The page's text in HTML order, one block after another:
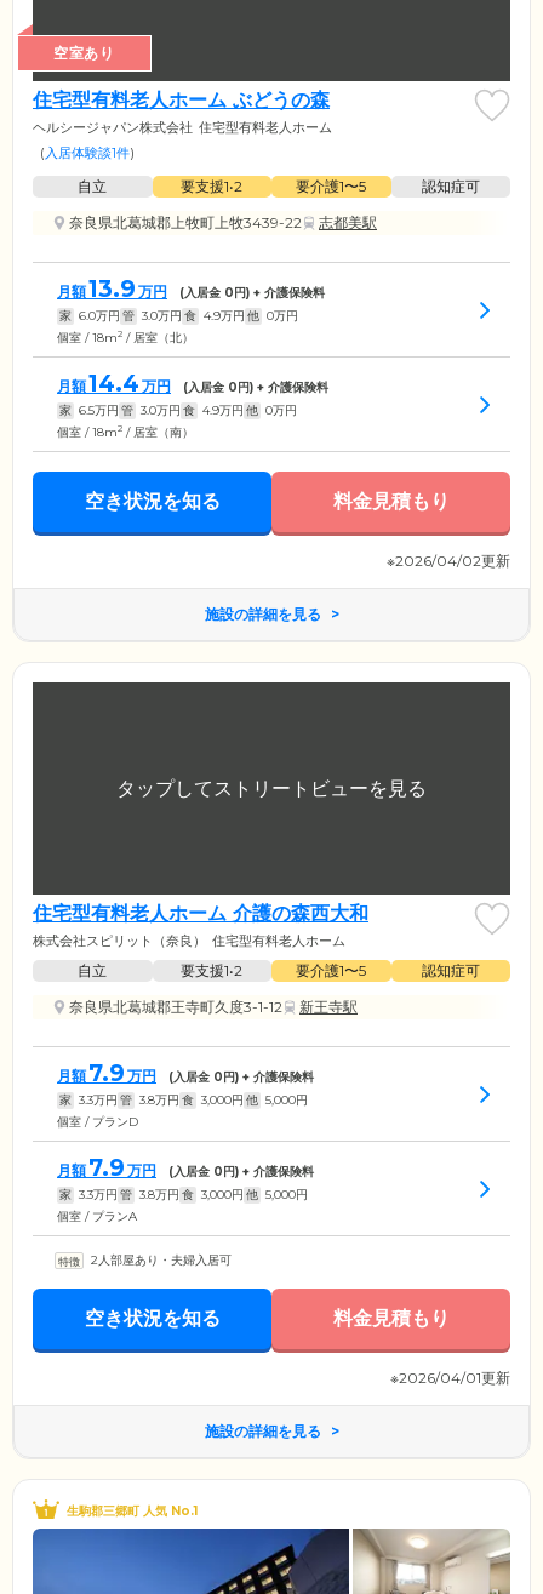
空室あり
住宅型有料老人ホーム ぶどうの森
ヘルシージャパン株式会社 住宅型有料老人ホーム
(入居体験談1件)
自立 要支援1•2 要介護1〜5
認知症可
奈良県北葛城郡上牧町上牧3439-22
志都美駅
月額13.9 万円 (入居金 0円) + 介護保険料
家 6.0万円 管 3.0万円 食 4.9万円 他 0万円
個室 / 18m2 / 居室（北）
月額14.4 万円 (入居金 0円) + 介護保険料
家 6.5万円 管 3.0万円 食 4.9万円 他 0万円
個室 / 18m2 / 居室（南）
空き状況を知る 料金見積もり
※2026/04/02更新
施設の詳細を見る
住宅型有料老人ホーム 介護の森西大和
株式会社スピリット（奈良） 住宅型有料老人ホーム
自立 要支援1•2 要介護1〜5
認知症可
奈良県北葛城郡王寺町久度3-1-12
新王寺駅
月額 7.9 万円 (入居金 0円) + 介護保険料
家 3.3万円 管 3.8万円 食 3,000円 他 5,000円
個室 / プランD
月額 7.9 万円 (入居金 0円) + 介護保険料
家 3.3万円 管 3.8万円 食 3,000円 他 5,000円
個室 / プランA
2人部屋あり・夫婦入居可
空き状況を知る 料金見積もり
※2026/04/01更新
施設の詳細を見る
生駒郡三郷町 人気 No.1